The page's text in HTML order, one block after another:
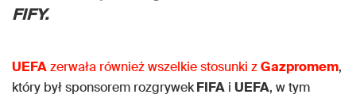
FIFY.
UEFAzerwała również wszelkie stosunki zGazpromem,
który był sponsorem rozgrywekFIFA i UEFA, w tym